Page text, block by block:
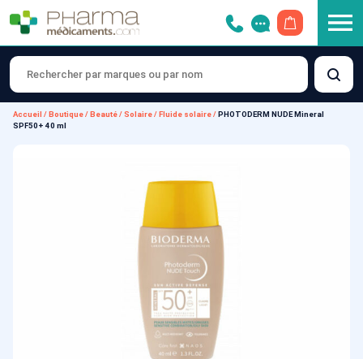
Accueil / Boutique/ Beauté/Solaire/ Fluide solaire/ PHOTODERM NUDE Mineral
SPF50+ 40 ml